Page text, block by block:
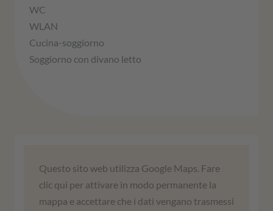
WC
WLAN
Cucina-soggiorno
Soggiorno con divano letto
Abbiamo bisogno del vostro
consenso per caricare il servizio
Google Maps!
Questo sito web utilizza Google Maps. Fare
clic qui per attivare in modo permanente la
mappa e accettare che i dati vengano trasmessi